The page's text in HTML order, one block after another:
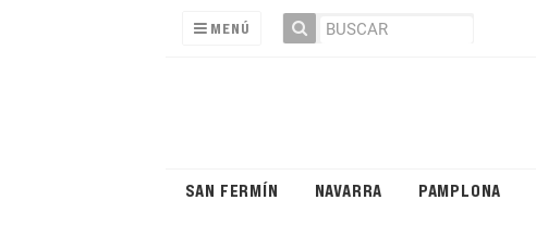
MENÚ
SAN FERMÍN NAVARRA PAMPLONA